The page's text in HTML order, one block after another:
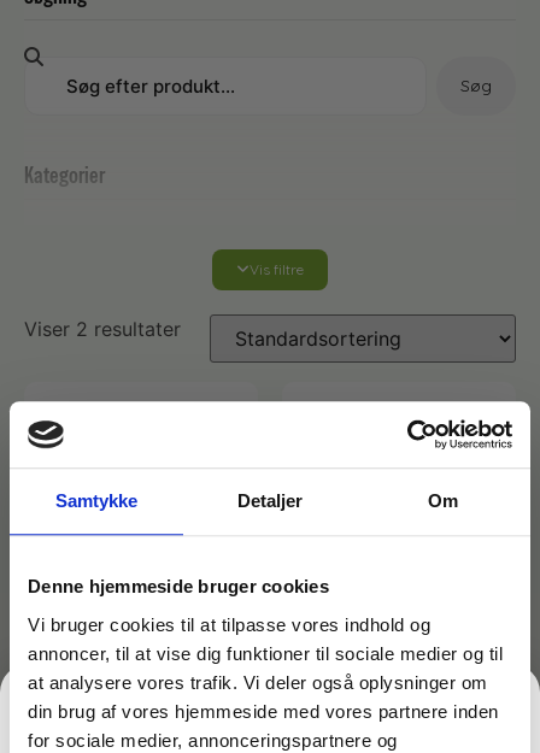
Samtykke Detaljer Om
Denne hjemmeside bruger cookies
Vi bruger cookies til at tilpasse vores indhold og
annoncer, til at vise dig funktioner til sociale medier og til
at analysere vores trafik. Vi deler også oplysninger om
din brug af vores hjemmeside med vores partnere inden
for sociale medier, annonceringspartnere og
Søg
Kategorier
Affaldsposer og sække
Affaldsspande
Affaldsstativer
Gribetænger
Desinfektion af overflader
Desinfektionsmidler
Ecolab produkter
Desinfektion og rengøring
Ecolab Badeværelse
Ecolab Gulvrengøring
Handsker og værnemidler
Engangshandsker
Personlig hygiejne og pleje
Håndsæbe
Håndsprit
Rekvisitter til rengøring
Afstøver
Rengøring
Vis filtre
Viser 2 resultater
Varenr: TC82280
Vægdispenser Til
Foliefilm 30 cm
Varenr: TC82290
Vægdispenser Til
Foliefilm 45 cm.